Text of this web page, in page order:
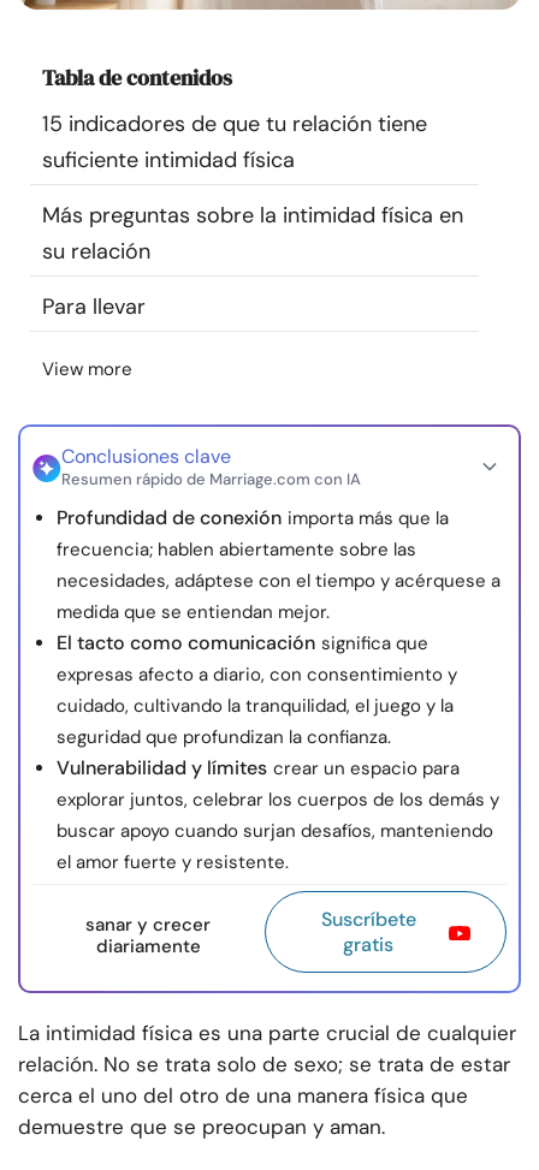
Comunidad
Encuentra un terapeuta
Idioma
nosotros
© Copyright 2026. Todos los derechos reservados.
Tabla de contenidos
15 indicadores de que tu relación tiene
suficiente intimidad física
Más preguntas sobre la intimidad física en
su relación
Para llevar
View more
Conclusiones clave
Resumen rápido de Marriage.com con IA
Profundidad de conexión importa más que la
frecuencia; hablen abiertamente sobre las
necesidades, adáptese con el tiempo y acérquese a
medida que se entiendan mejor.
El tacto como comunicación significa que
expresas afecto a diario, con consentimiento y
cuidado, cultivando la tranquilidad, el juego y la
seguridad que profundizan la confianza.
Vulnerabilidad y límites crear un espacio para
explorar juntos, celebrar los cuerpos de los demás y
buscar apoyo cuando surjan desafíos, manteniendo
el amor fuerte y resistente.
sanar y crecer
diariamente
Suscríbete
gratis
La intimidad física es una parte crucial de cualquier
relación. No se trata solo de sexo; se trata de estar
cerca el uno del otro de una manera física que
demuestre que se preocupan y aman.